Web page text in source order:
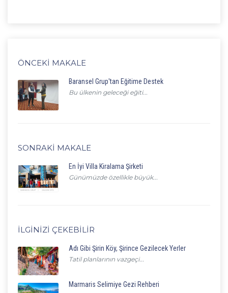
ÖNCEKI MAKALE
Baransel Grup'tan Eğitime Destek
Bu ülkenin geleceği eğiti...
SONRAKI MAKALE
En İyi Villa Kiralama Şirketi
Günümüzde özellikle büyük...
İLGINIZI ÇEKEBILIR
Adı Gibi Şirin Köy, Şirince Gezilecek Yerler
Tatil planlarının vazgeçi...
Marmaris Selimiye Gezi Rehberi